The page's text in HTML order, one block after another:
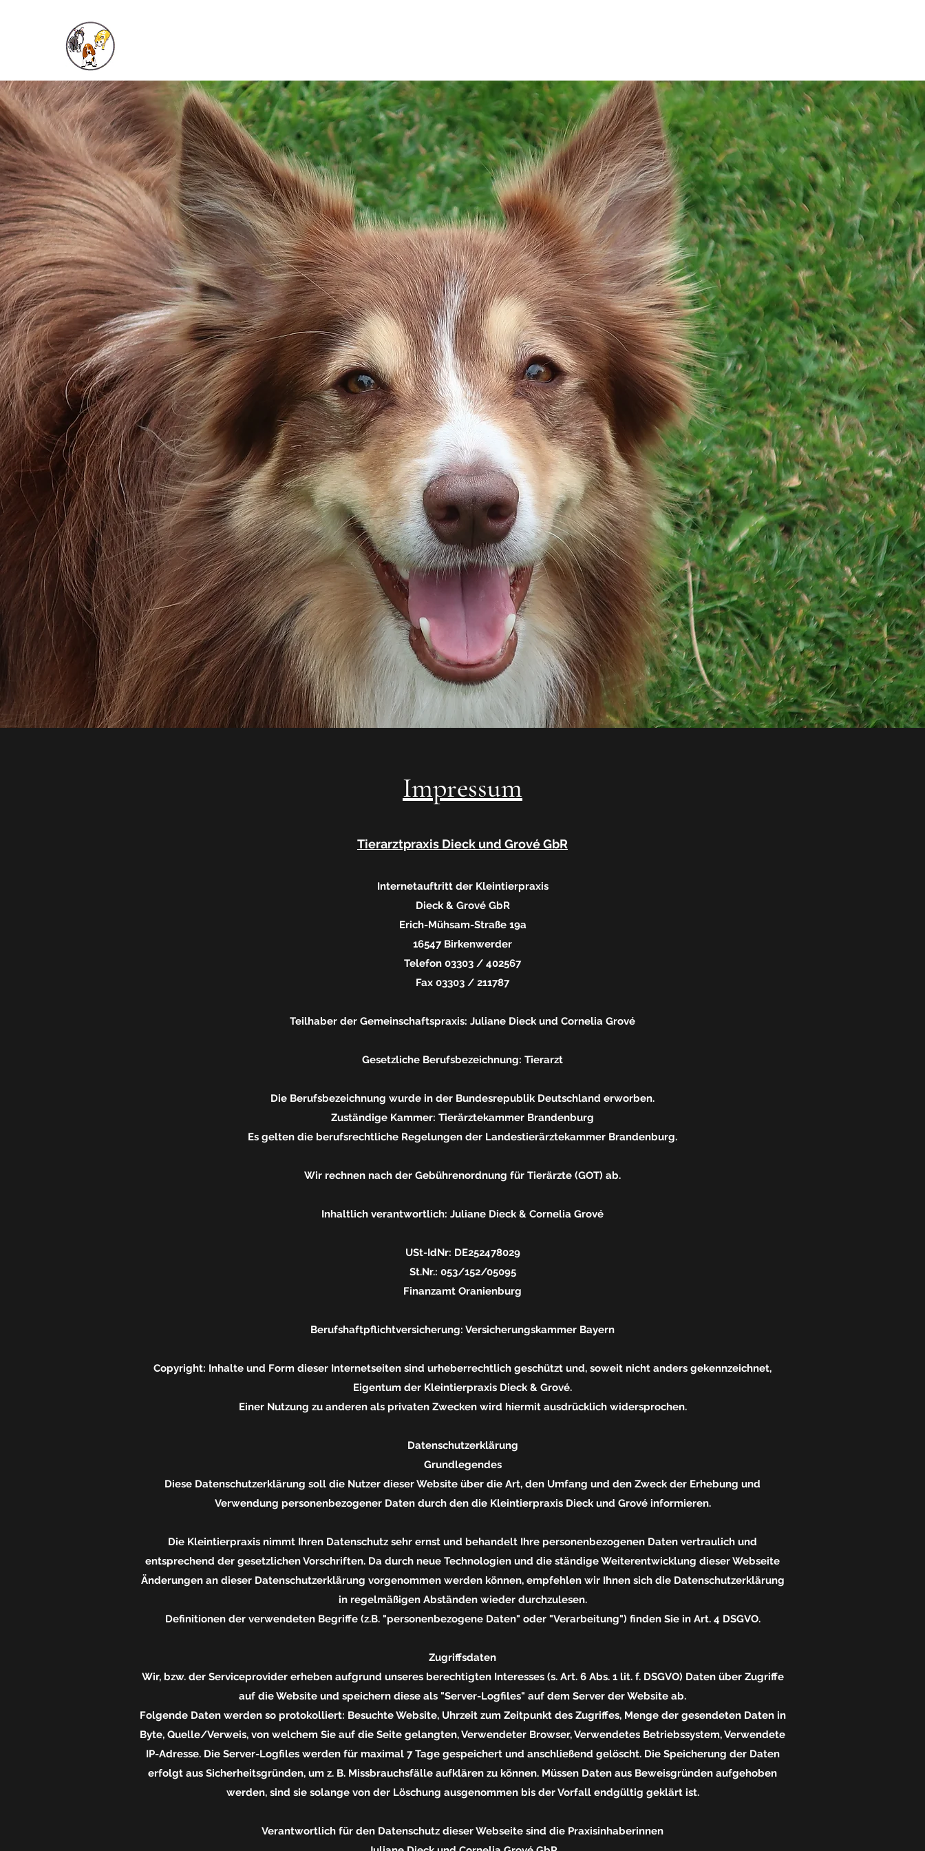
Impressum
Tierarztpraxis Dieck und Grové GbR
Internetauftritt der Kleintierpraxis
Dieck & Grové GbR
Erich-Mühsam-Straße 19a
16547 Birkenwerder
Telefon 03303 / 402567
Fax 03303 / 211787
Teilhaber der Gemeinschaftspraxis: Juliane Dieck und Cornelia Grové
Gesetzliche Berufsbezeichnung: Tierarzt
Die Berufsbezeichnung wurde in der Bundesrepublik Deutschland erworben.
Zuständige Kammer: Tierärztekammer Brandenburg
Es gelten die berufsrechtliche Regelungen der Landestierärztekammer Brandenburg.
Wir rechnen nach der Gebührenordnung für Tierärzte (GOT) ab.
Inhaltlich verantwortlich: Juliane Dieck & Cornelia Grové
USt-IdNr: DE252478029
St.Nr.: 053/152/05095
Finanzamt Oranienburg
Berufshaftpflichtversicherung: Versicherungskammer Bayern
Copyright: Inhalte und Form dieser Internetseiten sind urheberrechtlich geschützt und, soweit nicht anders gekennzeichnet,
Eigentum der Kleintierpraxis Dieck & Grové.
Einer Nutzung zu anderen als privaten Zwecken wird hiermit ausdrücklich widersprochen.
Datenschutzerklärung
Grundlegendes
Diese Datenschutzerklärung soll die Nutzer dieser Website über die Art, den Umfang und den Zweck der Erhebung und
Verwendung personenbezogener Daten durch den die Kleintierpraxis Dieck und Grové informieren.
Die Kleintierpraxis nimmt Ihren Datenschutz sehr ernst und behandelt Ihre personenbezogenen Daten vertraulich und
entsprechend der gesetzlichen Vorschriften. Da durch neue Technologien und die ständige Weiterentwicklung dieser Webseite
Änderungen an dieser Datenschutzerklärung vorgenommen werden können, empfehlen wir Ihnen sich die Datenschutzerklärung
in regelmäßigen Abständen wieder durchzulesen.
Definitionen der verwendeten Begriffe (z.B. "personenbezogene Daten" oder "Verarbeitung") finden Sie in Art. 4 DSGVO.
Zugriffsdaten
Wir, bzw. der Serviceprovider erheben aufgrund unseres berechtigten Interesses (s. Art. 6 Abs. 1 lit. f. DSGVO) Daten über Zugriffe
auf die Website und speichern diese als "Server-Logfiles" auf dem Server der Website ab.
Folgende Daten werden so protokolliert: Besuchte Website, Uhrzeit zum Zeitpunkt des Zugriffes, Menge der gesendeten Daten in
Byte, Quelle/Verweis, von welchem Sie auf die Seite gelangten, Verwendeter Browser, Verwendetes Betriebssystem, Verwendete
IP-Adresse. Die Server-Logfiles werden für maximal 7 Tage gespeichert und anschließend gelöscht. Die Speicherung der Daten
erfolgt aus Sicherheitsgründen, um z. B. Missbrauchsfälle aufklären zu können. Müssen Daten aus Beweisgründen aufgehoben
werden, sind sie solange von der Löschung ausgenommen bis der Vorfall endgültig geklärt ist.
Verantwortlich für den Datenschutz dieser Webseite sind die Praxisinhaberinnen